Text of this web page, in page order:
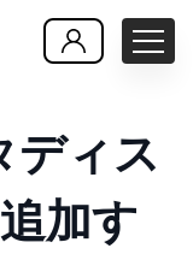
ィス
加す